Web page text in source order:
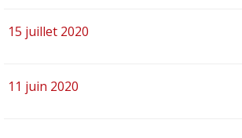
15 juillet 2020
11 juin 2020